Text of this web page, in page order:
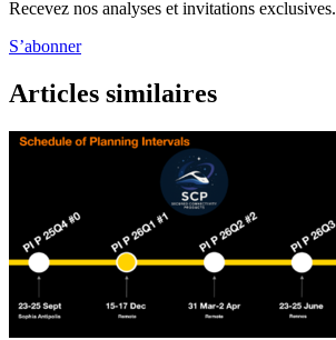
Recevez nos analyses et invitations exclusives.
S’abonner
Articles similaires